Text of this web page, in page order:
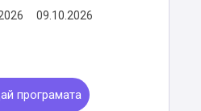
09.10.2026
програмата